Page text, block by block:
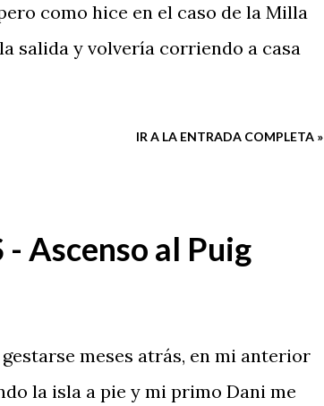
como hice en el caso de la Milla
salida y volvería corriendo a casa
IR A LA ENTRADA COMPLETA »
Ascenso al Puig
meses atrás, en mi anterior
la isla a pie y mi primo Dani me